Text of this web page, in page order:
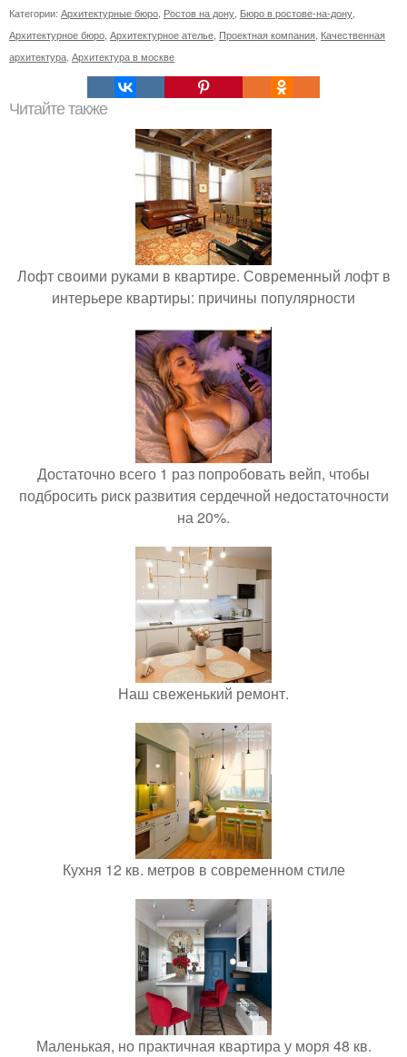
Категории: Архитектурные бюро Ростов на дону Бюро в ростове-на-дону
Архитектурное бюро Архитектурное ателье Проектная компания Качественная
архитектура Архитектура в москве
Читайте также
Лофт своими руками в квартире. Современный лофт в
интерьере квартиры: причины популярности
Достаточно всего 1 раз попробовать вейп, чтобы
подбросить риск развития сердечной недостаточности
на 20%.
Наш свеженький ремонт.
Кухня 12 кв. метров в современном стиле
Маленькая, но практичная квартира у моря 48 кв.